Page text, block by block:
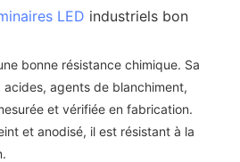
LED industriels bon
bonne résistance chimique. Sa
acides, agents de blanchiment,
et vérifiée en fabrication.
et anodisé, il est résistant à la